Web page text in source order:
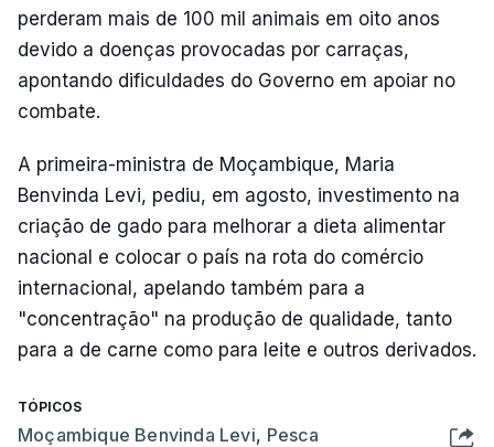
perderam mais de 100 mil animais em oito anos
devido a doenças provocadas por carraças,
apontando dificuldades do Governo em apoiar no
combate.
A primeira-ministra de Moçambique, Maria
Benvinda Levi, pediu, em agosto, investimento na
criação de gado para melhorar a dieta alimentar
nacional e colocar o país na rota do comércio
internacional, apelando também para a
"concentração" na produção de qualidade, tanto
para a de carne como para leite e outros derivados.
TÓPICOS
Moçambique Benvinda Levi, Pesca